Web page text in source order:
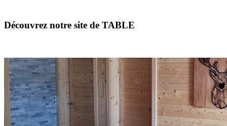
Découvrez notre site de TABLE